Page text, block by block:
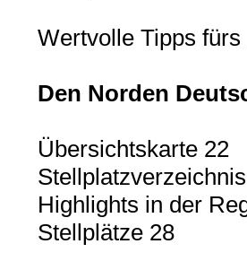
Wertvolle Tipps
Den Norden
Übersichtskarte 22
Highlights in der
Stellplätze 28